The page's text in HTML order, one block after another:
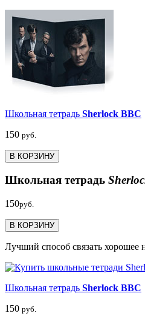
Школьная тетрадь Sherlock BBC
150 руб.
В КОРЗИНУ
Школьная тетрадь
150руб.
В КОРЗИНУ
Лучший способ связать хорошее
Школьная тетрадь Sherlock BBC
150 руб.